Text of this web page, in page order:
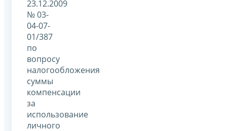
23.12.2009
№ 03-
04-07-
01/387
по
вопросу
налогообложения
суммы
компенсации
за
использование
личного